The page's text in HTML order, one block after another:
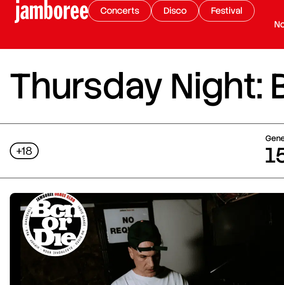
Concerts Disco
Festival
Thursday Night:
+18